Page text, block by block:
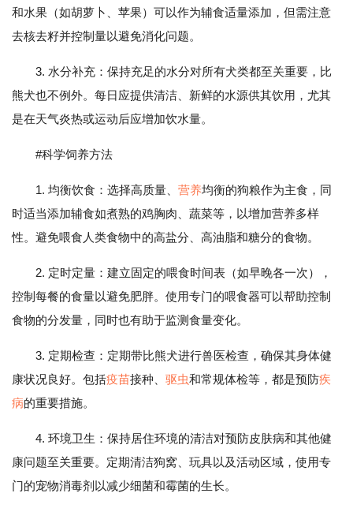
和水果（如胡萝卜、苹果）可以作为辅食适量添加，但需注意
去核去籽并控制量以避免消化问题。
3. 水分补充：保持充足的水分对所有犬类都至关重要，比
熊犬也不例外。每日应提供清洁、新鲜的水源供其饮用，尤其
是在天气炎热或运动后应增加饮水量。
#科学饲养方法
1. 均衡饮食：选择高质量、 营养均衡的狗粮作为主食，同
时适当添加辅食如煮熟的鸡胸肉、蔬菜等，以增加营养多样
性。避免喂食人类食物中的高盐分、高油脂和糖分的食物。
2. 定时定量：建立固定的喂食时间表（如早晚各一次），
控制每餐的食量以避免肥胖。使用专门的喂食器可以帮助控制
食物的分发量，同时也有助于监测食量变化。
3. 定期检查：定期带比熊犬进行兽医检查，确保其身体健
康状况良好。包括疫苗接种、 驱虫和常规体检等，都是预防疾
病的重要措施。
4. 环境卫生：保持居住环境的清洁对预防皮肤病和其他健
康问题至关重要。定期清洁狗窝、玩具以及活动区域，使用专
门的宠物消毒剂以减少细菌和霉菌的生长。